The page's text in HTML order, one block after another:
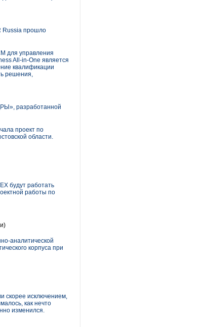
Russia прошло
для управления
All-in-One является
квалификации
решения,
разработанной
проект по
области.
будут работать
работы по
аналитической
корпуса при
скорее исключением,
как нечто
изменился.